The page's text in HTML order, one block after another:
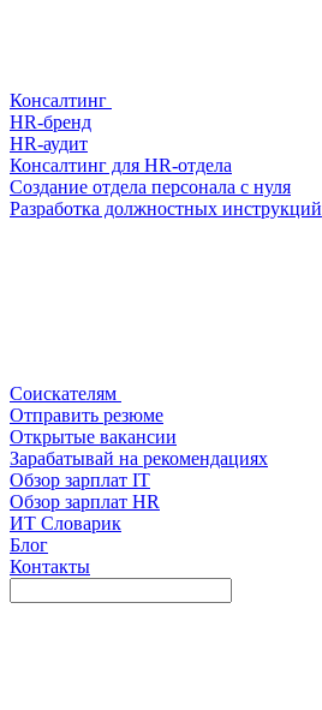
Консалтинг
HR-бренд
HR-аудит
Консалтинг для HR-отдела
Создание отдела персонала с нуля
Разработка должностных инструкций
Соискателям
Отправить резюме
Открытые вакансии
Зарабатывай на рекомендациях
Обзор зарплат IT
Обзор зарплат HR
ИТ Словарик
Блог
Контакты